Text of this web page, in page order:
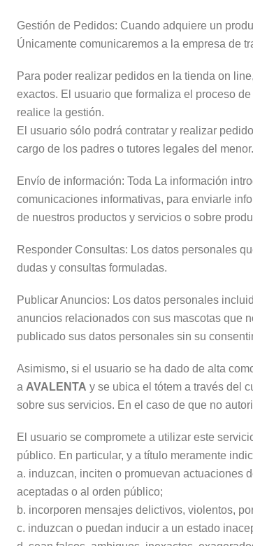
Gestión de Pedidos: Cuando adquiere un
Únicamente comunicaremos a la empresa de
Para poder realizar pedidos en la tienda on
exactos. El usuario que formaliza el proceso
realice la gestión.
El usuario sólo podrá contratar y realizar
cargo de los padres o tutores legales del menor.
Envío de información: Toda La información
comunicaciones informativas, para enviarle
de nuestros productos y servicios o sobre
Responder Consultas: Los datos personales
dudas y consultas formuladas.
Publicar Anuncios: Los datos personales
anuncios relacionados con sus mascotas que
publicado sus datos personales sin su
Asimismo, si el usuario se ha dado de alta
a AVALENTA y se ubica el tótem a través del
sobre sus servicios. En el caso de que no
El usuario se compromete a utilizar este
público. En particular, y a título meramente
a. induzcan, inciten o promuevan actuaciones
aceptadas o al orden público;
b. incorporen mensajes delictivos, violentos,
c. induzcan o puedan inducir a un estado